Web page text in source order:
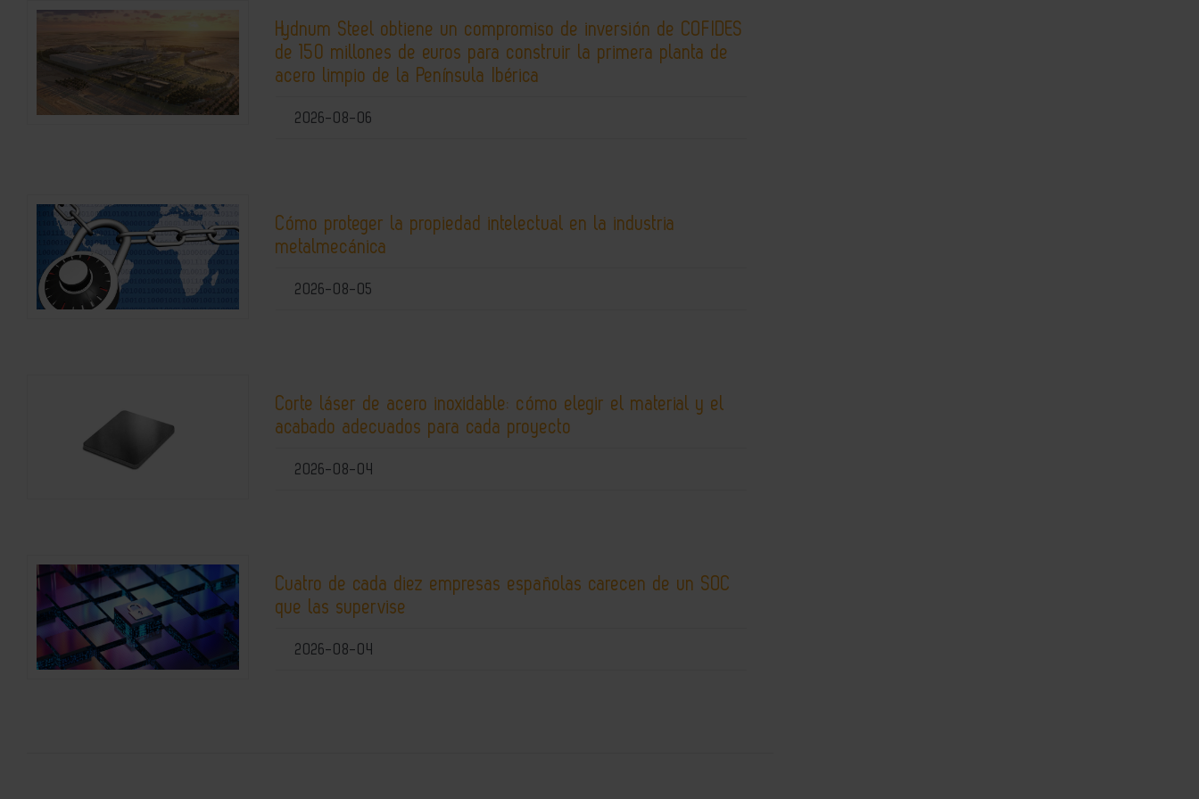
Hydnum Steel obtiene un compromiso de inversión de COFIDES
de 150 millones de euros para construir la primera planta de
acero limpio de la Península Ibérica
2026-08-06
Cómo proteger la propiedad intelectual en la industria
metalmecánica
2026-08-05
Corte láser de acero inoxidable: cómo elegir el material y el
acabado adecuados para cada proyecto
2026-08-04
Cuatro de cada diez empresas españolas carecen de un SOC
que las supervise
2026-08-04